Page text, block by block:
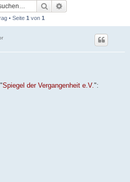
Suche
• Seite 1 von 1
Spiegel der Vergangenheit e.V. ":